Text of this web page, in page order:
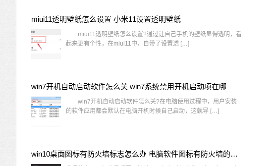
miui11透明壁纸怎么设置 小米11设置透明壁纸
miui11透明壁纸怎么设置?通过让自己手机的壁纸显得透明，看
起来更有个性，在miui11中，自带了设置透 […]
win7开机自动启动软件怎么关 win7系统禁用开机启动项在哪
win7开机自动启动软件怎么关?在电脑使用过程中，用户安装
的软件应用都会默认在电脑开机时候自己启动，这就导 […]
win10桌面图标有防火墙标志怎么办 电脑软件图标有防火墙的小图标怎么去掉